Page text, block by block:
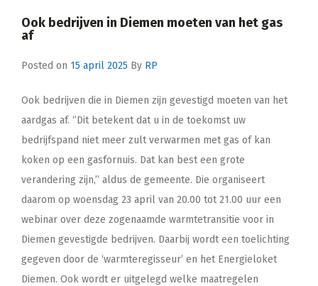
Ook bedrijven in Diemen moeten van het gas
af
Posted on 15 april 2025 By RP
Ook bedrijven die in Diemen zijn gevestigd moeten van het
aardgas af. ‘’Dit betekent dat u in de toekomst uw
bedrijfspand niet meer zult verwarmen met gas of kan
koken op een gasfornuis. Dat kan best een grote
verandering zijn,’’ aldus de gemeente. Die organiseert
daarom op woensdag 23 april van 20.00 tot 21.00 uur een
webinar over deze zogenaamde warmtetransitie voor in
Diemen gevestigde bedrijven. Daarbij wordt een toelichting
gegeven door de ‘warmteregisseur’ en het Energieloket
Diemen. Ook wordt er uitgelegd welke maatregelen